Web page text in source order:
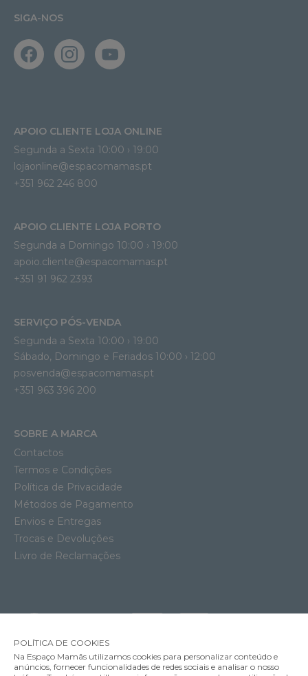
SIGA-NOS
APOIO CLIENTE LOJA ONLINE
Segunda a Sexta 10:00 › 19:00
lojaonline@espacomamas.pt
+351 962 246 800
APOIO CLIENTE LOJA PORTO
Segunda a Domingo 10:00 › 19:00
apoio.cliente@espacomamas.pt
+351 91 962 2393
SERVIÇO PÓS-VENDA
Segunda a Sexta 10:00 › 19:00
Sábado, Domingo e Feriados 10:00 › 12:00
posvenda@espacomamas.pt
+351 963 396 200
SOBRE A MARCA
Contactos
Termos e Condições
Política de Privacidade
Métodos de Pagamento
Envios e Entregas
Trocas e Devoluções
Livro de Reclamações
POLÍTICA DE COOKIES
Na Espaço Mamãs utilizamos cookies para personalizar conteúdo e
anúncios, fornecer funcionalidades de redes sociais e analisar o nosso